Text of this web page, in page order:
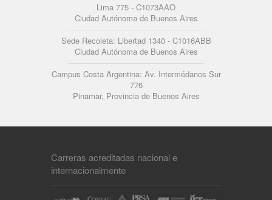
Lima 775 - C1073AAO
Ciudad Autónoma de Buenos Aires
Sede Recoleta: Libertad 1340 - C1016ABB
Ciudad Autónoma de Buenos Aires
Campus Costa Argentina: Av. Intermédanos Sur
776
Pinamar, Provincia de Buenos Aires
Carreras acreditadas nacional e
internacionalmente